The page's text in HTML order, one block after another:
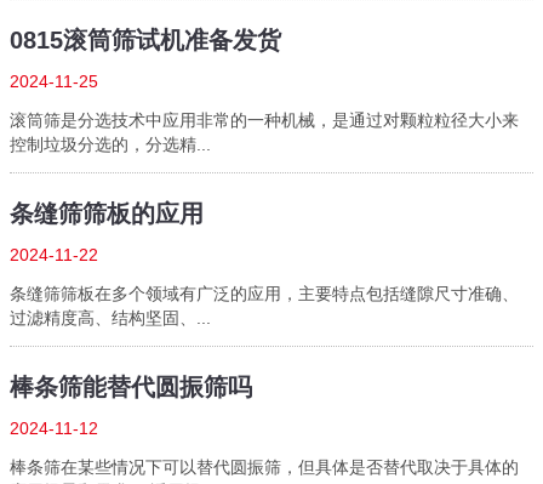
0815滚筒筛试机准备发货
2024-11-25
滚筒筛是分选技术中应用非常的一种机械，是通过对颗粒粒径大小来
控制垃圾分选的，分选精...
条缝筛筛板的应用
2024-11-22
条缝筛筛板在多个领域有广泛的应用，主要特点包括缝隙尺寸准确、
过滤精度高、结构坚固、...
棒条筛能替代圆振筛吗
2024-11-12
棒条筛在某些情况下可以替代圆振筛，但具体是否替代取决于具体的